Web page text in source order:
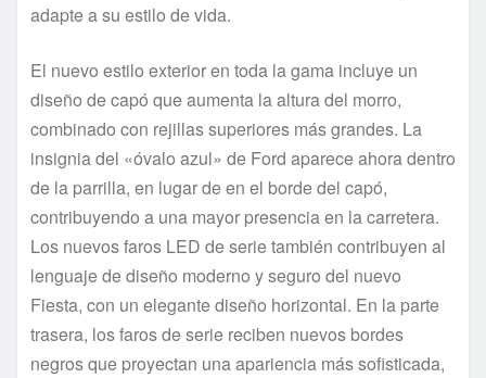
adapte a su estilo de vida.
El nuevo estilo exterior en toda la gama incluye un
diseño de capó que aumenta la altura del morro,
combinado con rejillas superiores más grandes. La
insignia del «óvalo azul» de Ford aparece ahora dentro
de la parrilla, en lugar de en el borde del capó,
contribuyendo a una mayor presencia en la carretera.
Los nuevos faros LED de serie también contribuyen al
lenguaje de diseño moderno y seguro del nuevo
Fiesta, con un elegante diseño horizontal. En la parte
trasera, los faros de serie reciben nuevos bordes
negros que proyectan una apariencia más sofisticada,